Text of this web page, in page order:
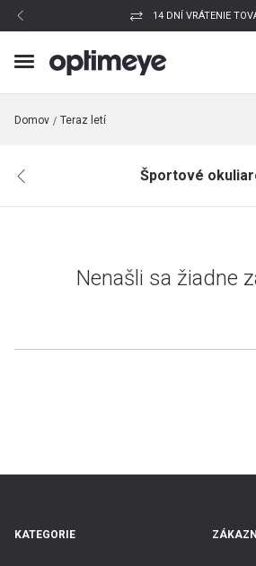
14 DNÍ VRÁTENIE
Heslo
Domov Teraz letí
Športové
Nenašli sa žiadne
KATEGORIE